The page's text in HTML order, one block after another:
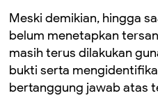
Meski demikian, hingga
belum menetapkan
masih terus dilakukan
bukti serta
bertanggung jawab atas